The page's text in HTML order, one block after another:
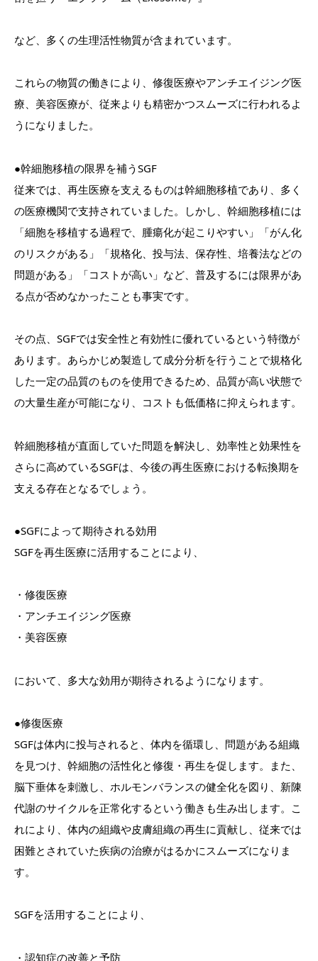
など、多くの生理活性物質が含まれています。
これらの物質の働きにより、修復医療やアンチエイジング医
療、美容医療が、従来よりも精密かつスムーズに行われるよ
うになりました。
●幹細胞移植の限界を補うSGF
従来では、再生医療を支えるものは幹細胞移植であり、多く
の医療機関で支持されていました。しかし、幹細胞移植には
「細胞を移植する過程で、腫瘍化が起こりやすい」「がん化
のリスクがある」「規格化、投与法、保存性、培養法などの
問題がある」「コストが高い」など、普及するには限界があ
る点が否めなかったことも事実です。
その点、SGFでは安全性と有効性に優れているという特徴が
あります。あらかじめ製造して成分分析を行うことで規格化
した一定の品質のものを使用できるため、品質が高い状態で
の大量生産が可能になり、コストも低価格に抑えられます。
幹細胞移植が直面していた問題を解決し、効率性と効果性を
さらに高めているSGFは、今後の再生医療における転換期を
支える存在となるでしょう。
●SGFによって期待される効用
SGFを再生医療に活用することにより、
・修復医療
・アンチエイジング医療
・美容医療
において、多大な効用が期待されるようになります。
●修復医療
SGFは体内に投与されると、体内を循環し、問題がある組織
を見つけ、幹細胞の活性化と修復・再生を促します。また、
脳下垂体を刺激し、ホルモンバランスの健全化を図り、新陳
代謝のサイクルを正常化するという働きも生み出します。こ
れにより、体内の組織や皮膚組織の再生に貢献し、従来では
困難とされていた疾病の治療がはるかにスムーズになりま
す。
SGFを活用することにより、
・認知症の改善と予防